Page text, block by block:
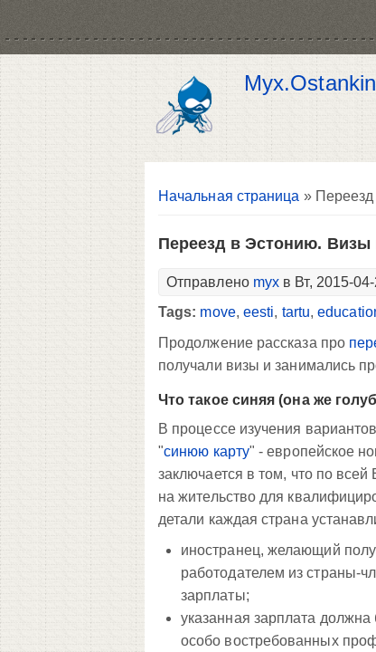
Myx.Ostankin
Вы здесь
Начальная страница »
Переезд в Эстонию. Визы
Отправлено myx в Вт, 2015-
Tags: move, eesti, tartu,
Продолжение рассказа про
получали визы и занимались
Что такое синяя (она же
В процессе изучения
"синюю карту" - европейское
заключается в том, что по
на жительство для
детали каждая страна
иностранец, желающий
работодателем из страны-
зарплаты;
указанная зарплата
особо востребованных